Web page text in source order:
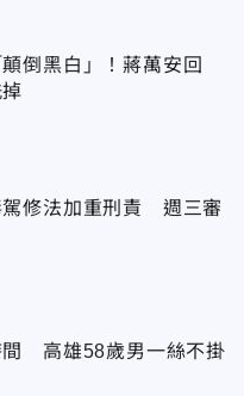
倒黑白」！蔣萬安回
駕修法加重刑責 週三審
間 高雄58歲男一絲不掛